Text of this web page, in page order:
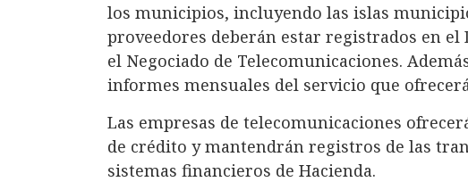
los municipios, incluyendo las islas
proveedores deberán estar registrados en el
el Negociado de Telecomunicaciones.
informes mensuales del servicio que
Las empresas de telecomunicaciones
de crédito y mantendrán registros de las
sistemas financieros de Hacienda.